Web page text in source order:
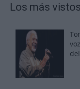
Los más vistos